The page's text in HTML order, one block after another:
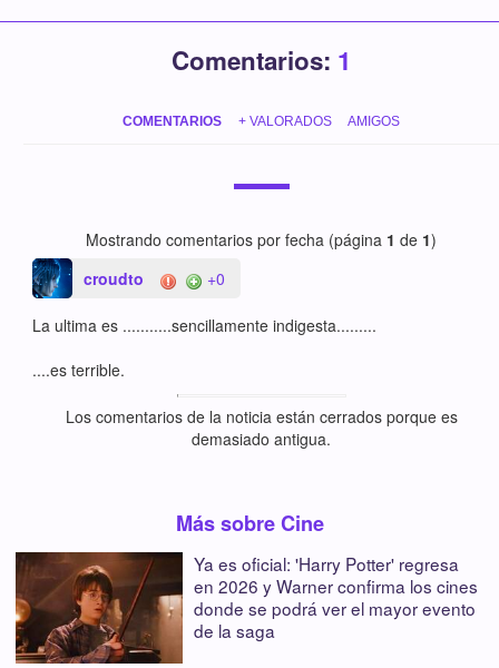
Comentarios: 1
COMENTARIOS + VALORADOS AMIGOS
Mostrando comentarios por fecha (página 1 de 1)
croudto
+0
La ultima es ...........sencillamente indigesta.........
....es terrible.
Los comentarios de la noticia están cerrados porque es
demasiado antigua.
Más sobre Cine
Ya es oficial: 'Harry Potter' regresa
en 2026 y Warner confirma los cines
donde se podrá ver el mayor evento
de la saga